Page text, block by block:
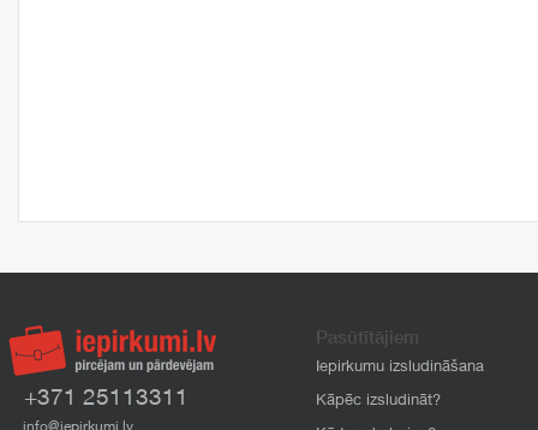
+371 25113311
Pasūtītājiem
Iepirkumu izsludināšana
Kāpēc izsludināt?